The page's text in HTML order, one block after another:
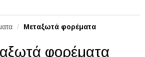
Μεταξωτά φορέματα
φορέματα